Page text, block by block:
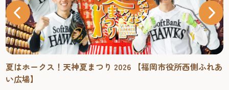
夏はホークス！天神夏まつり 2026 【福岡市役所西側ふれあ
い広場】